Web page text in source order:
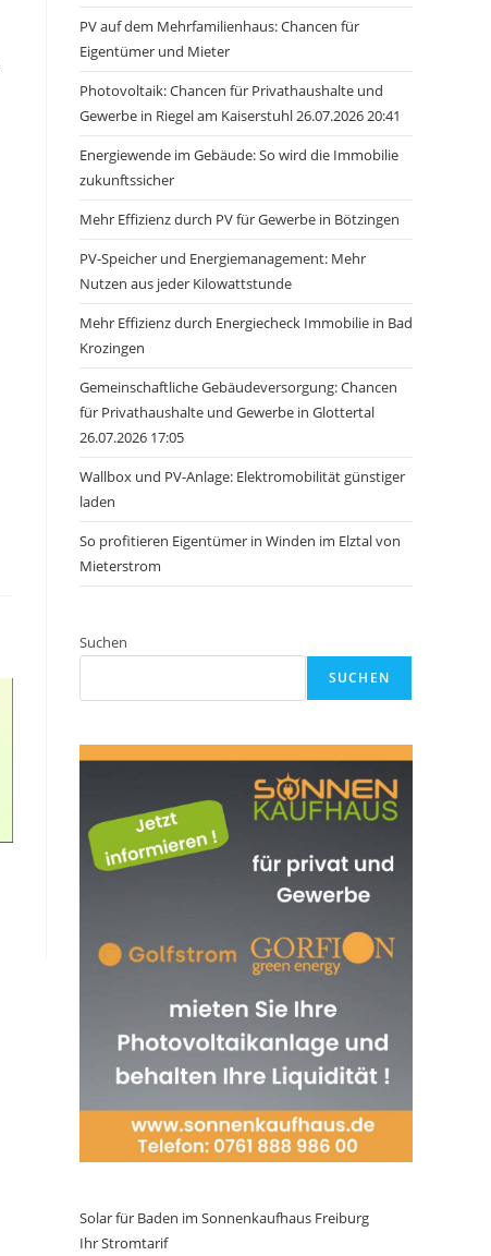
PV auf dem Mehrfamilienhaus: Chancen für
Eigentümer und Mieter
Photovoltaik: Chancen für Privathaushalte und
Gewerbe in Riegel am Kaiserstuhl 26.07.2026 20:41
Energiewende im Gebäude: So wird die Immobilie
zukunftssicher
Mehr Effizienz durch PV für Gewerbe in Bötzingen
PV-Speicher und Energiemanagement: Mehr
Nutzen aus jeder Kilowattstunde
Mehr Effizienz durch Energiecheck Immobilie in Bad
Krozingen
Gemeinschaftliche Gebäudeversorgung: Chancen
für Privathaushalte und Gewerbe in Glottertal
26.07.2026 17:05
Wallbox und PV-Anlage: Elektromobilität günstiger
laden
So profitieren Eigentümer in Winden im Elztal von
Mieterstrom
Suchen
SUCHEN
Solar für Baden im Sonnenkaufhaus Freiburg
Ihr Stromtarif